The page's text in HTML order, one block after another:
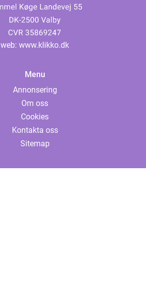
web: www.klikko.dk
Menu
Annonsering
Om oss
Cookies
Kontakta oss
Sitemap